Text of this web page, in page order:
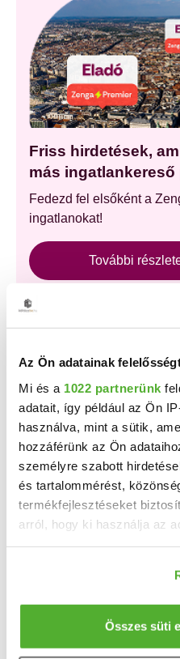
Az Ön adatainak
Mi és a 1022 partnerünk
adatait, így például az Ön
használva, mint a sütik,
hozzáférünk az Ön
személyre szabott
és tartalommérést,
termékfejlesztéseket
arról, hogy ki használja az
Információgyűjtés az
pár méteres
Az Ön készülékén
Összes süti
Friss hirdetések,
más ingatlankereső
Fedezd fel elsőként a
ingatlanokat!
További
A Duna House, az OTP
Centrum új, kizárólagos
zenga.hu és koltozzbe.hu
Találj gyorsan
ingatlanodra!
Több százezer érdeklődő
Bankkártyás fizetés,
pofonegyszerű
Nem találod amit keresel?
küldjük az új hirdetéseket!